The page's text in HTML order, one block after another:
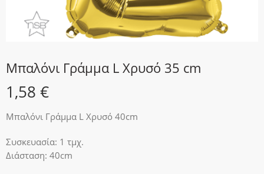
Μπαλόνι Γράμμα L Χρυσό 35 cm
1,58 €
Μπαλόνι Γράμμα L Χρυσό 40cm
Συσκευασία: 1 τμχ.
Διάσταση: 40cm